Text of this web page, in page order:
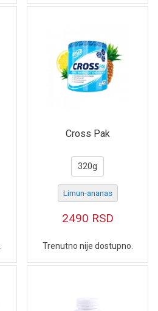
Cross Pak
320g
Limun-ananas
2490 RSD
Trenutno nije dostupno.